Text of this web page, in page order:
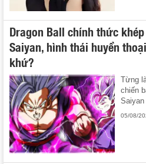
Dragon Ball chính thức
Saiyan, hình thái huyền
khứ?
Từng
chiến
Saiyan
05/08/